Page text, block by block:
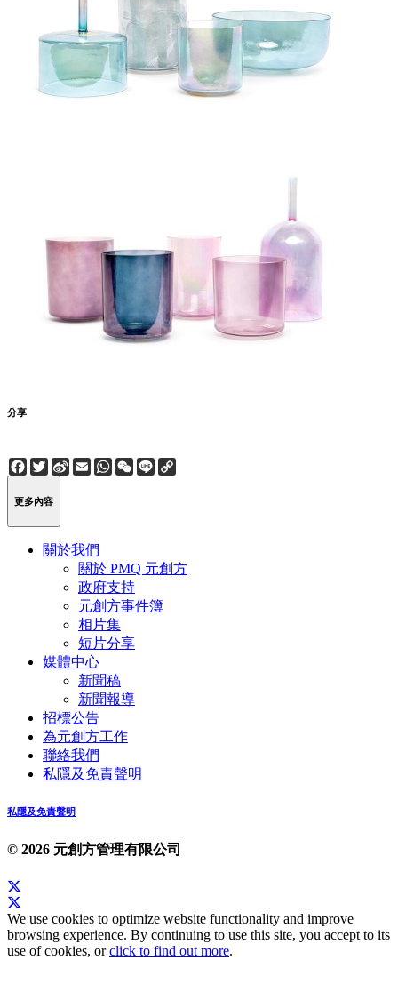
分享
Facebook
Twitter
Sina
Weibo
EmailWhatsApp
WeChat
Line
更多內容
關於我們
關於 PMQ 元創方
政府支持
元創方事件簿
相片集
短片分享
媒體中心
新聞稿
新聞報導
招標公告
為元創方工作
聯絡我們
私隱及免責聲明
私隱及免責聲明
© 2026 元創方管理有限公司
We use cookies to optimize website functionality and improve
browsing experience. By continuing to use this site, you accept to its
use of cookies, orclick to find out more.